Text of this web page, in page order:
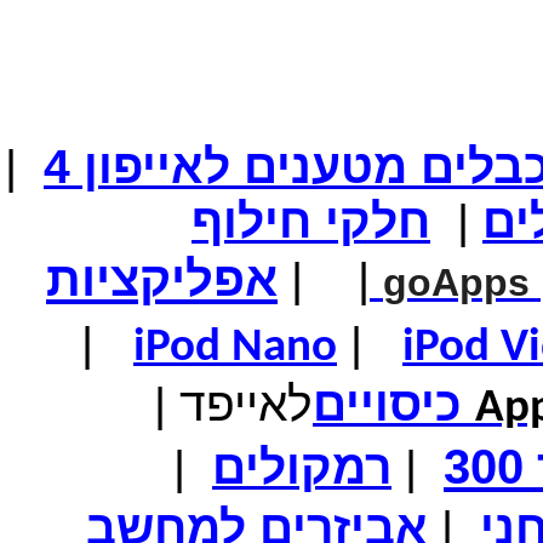
המחיר שלך
המחיר כולל משלוח :
GPS- לרכב בגודל 5 אינץ'
מחיר שוק
₪399.00
משלוח חינם
טאבלט בגודל 7אינץ' Android 4
מטענים לאייפון 4
|
| חלקי חילוף
goApps
|
| אפליקציות
iPod
|
iPod Nano
|
כיסוייםלאייפד |
| רמקולים
|
| אביזרים למחשב